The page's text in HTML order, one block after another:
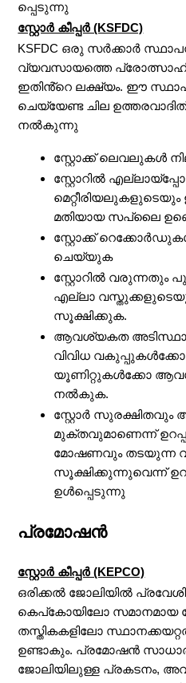
പ്പെടുന്നു
സ്റ്റോർ കീപ്പർ (KSFDC)
KSFDC ഒരു സർക്കാർ
വ്യവസായത്തെ
ഇതിൻ്റെ ലക്ഷ്യം. ഈ
ചെയ്യേണ്ട ചില
നൽകുന്നു
സ്റ്റോക്ക് ലെവലുകൾ
സ്റ്റോറിൽ
മതിയായ സപ്ലൈ
സ്റ്റോക്ക്
ചെയ്യുക
സ്റ്റോറിൽ വരുന്നതും
എല്ലാ
സൂക്ഷിക്കുക.
ആവശ്യകത
വിവിധ വകുപ്പുകൾക്കോ
യൂണിറ്റുകൾക്കോ
നൽകുക.
സ്റ്റോർ സുരക്ഷിതവും
മുക്തവുമാണെന്ന്
മോഷണവും തടയുന്ന
സൂക്ഷിക്കുന്നുവെന്ന്
ഉൾപ്പെടുന്നു
പ്രമോഷൻ
സ്റ്റോർ കീപ്പർ (KEPCO)
ഒരിക്കൽ ജോലിയിൽ
കെപ്‌കോയിലോ സമാനമായ
തസ്തികകളിലോ
ഉണ്ടാകും. പ്രമോഷൻ
ജോലിയിലുള്ള പ്രകടനം,